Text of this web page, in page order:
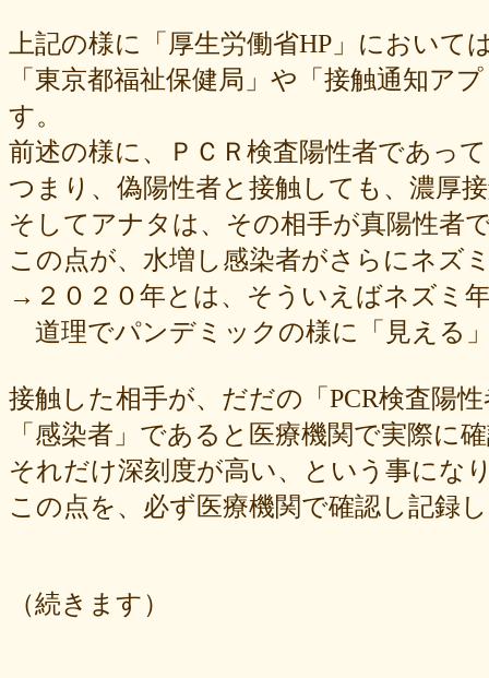
上記の様に「厚生労働省HP」において
「東京都福祉保健局」や「接触通知ア
す。
前述の様に、ＰＣＲ検査陽性者であっ
つまり、偽陽性者と接触しても、濃厚
そしてアナタは、その相手が真陽性者
この点が、水増し感染者がさらにネズ
→２０２０年とは、そういえばネズミ
道理でパンデミックの様に「見える
接触した相手が、だだの「PCR検査陽
「感染者」であると医療機関で実際に
それだけ深刻度が高い、という事にな
この点を、必ず医療機関で確認し記録
（続きます）